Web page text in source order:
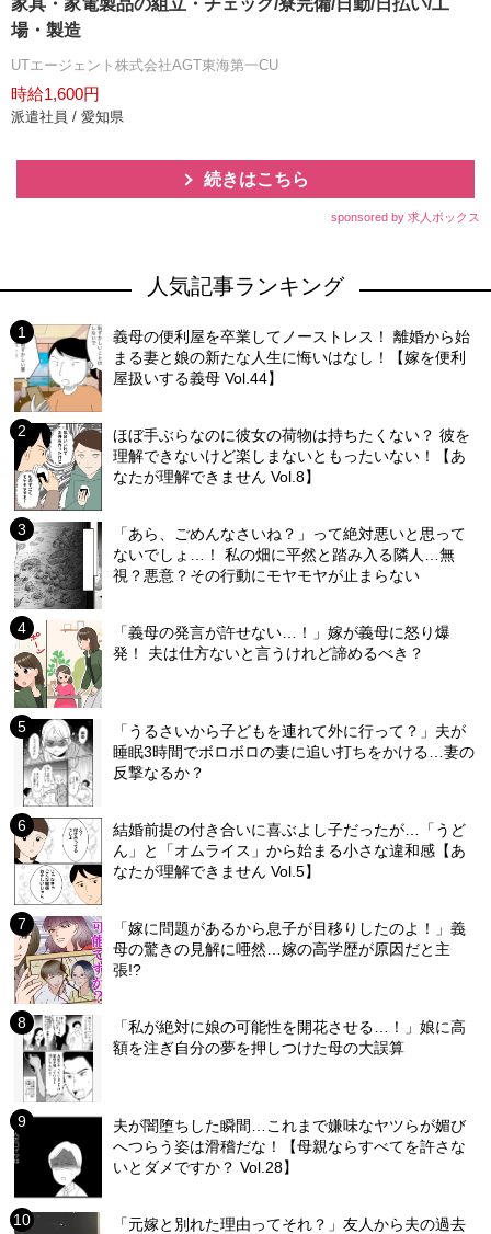
場・製造
UTエージェント株式会社AGT東海第一CU
時給1,600円
派遣社員 / 愛知県
続きはこちら
sponsored by 求人ボックス
人気記事ランキング
義母の便利屋を卒業してノーストレス！ 離婚から始
まる妻と娘の新たな人生に悔いはなし！【嫁を便利
屋扱いする義母 Vol.44】
ほぼ手ぶらなのに彼女の荷物は持ちたくない？ 彼を
理解できないけど楽しまないともったいない！【あ
なたが理解できません Vol.8】
「あら、ごめんなさいね？」って絶対悪いと思って
ないでしょ…！ 私の畑に平然と踏み入る隣人…無
視？悪意？その行動にモヤモヤが止まらない
「義母の発言が許せない…！」嫁が義母に怒り爆
発！ 夫は仕方ないと言うけれど諦めるべき？
「うるさいから子どもを連れて外に行って？」夫が
睡眠3時間でボロボロの妻に追い打ちをかける…妻の
反撃なるか？
結婚前提の付き合いに喜ぶよし子だったが…「うど
ん」と「オムライス」から始まる小さな違和感【あ
なたが理解できません Vol.5】
「嫁に問題があるから息子が目移りしたのよ！」義
母の驚きの見解に唖然…嫁の高学歴が原因だと主
張!?
「私が絶対に娘の可能性を開花させる…！」娘に高
額を注ぎ自分の夢を押しつけた母の大誤算
夫が闇堕ちした瞬間…これまで嫌味なヤツらが媚び
へつらう姿は滑稽だな！【母親ならすべてを許さな
いとダメですか？ Vol.28】
「元嫁と別れた理由ってそれ？」友人から夫の過去